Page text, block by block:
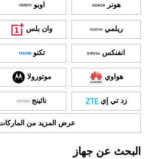
هونر اوبو
ريلمي وان بلس
انفنكس تكنو
هواوي موتورولا
زد تي إي ناثينج
عرض المزيد من
البحث عن جهاز